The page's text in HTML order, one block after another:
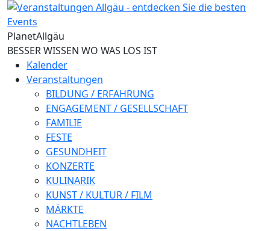
Direkt zum Inhalt
PlanetAllgäu
BESSER WISSEN WO WAS LOS IST
Kalender
Veranstaltungen
BILDUNG / ERFAHRUNG
ENGAGEMENT / GESELLSCHAFT
FAMILIE
FESTE
GESUNDHEIT
KONZERTE
KULINARIK
KUNST / KULTUR / FILM
MÄRKTE
NACHTLEBEN